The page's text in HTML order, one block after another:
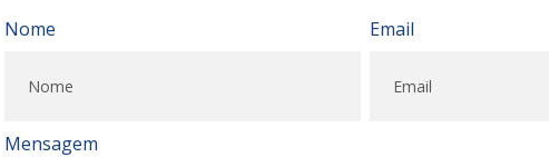
Nome Email
Mensagem